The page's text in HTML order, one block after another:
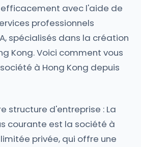
avec l'aide de
professionnels
spécialisés dans la création
Kong. Voici comment vous
à Hong Kong depuis
structure d'entreprise : La
courante est la société à
privée, qui offre une